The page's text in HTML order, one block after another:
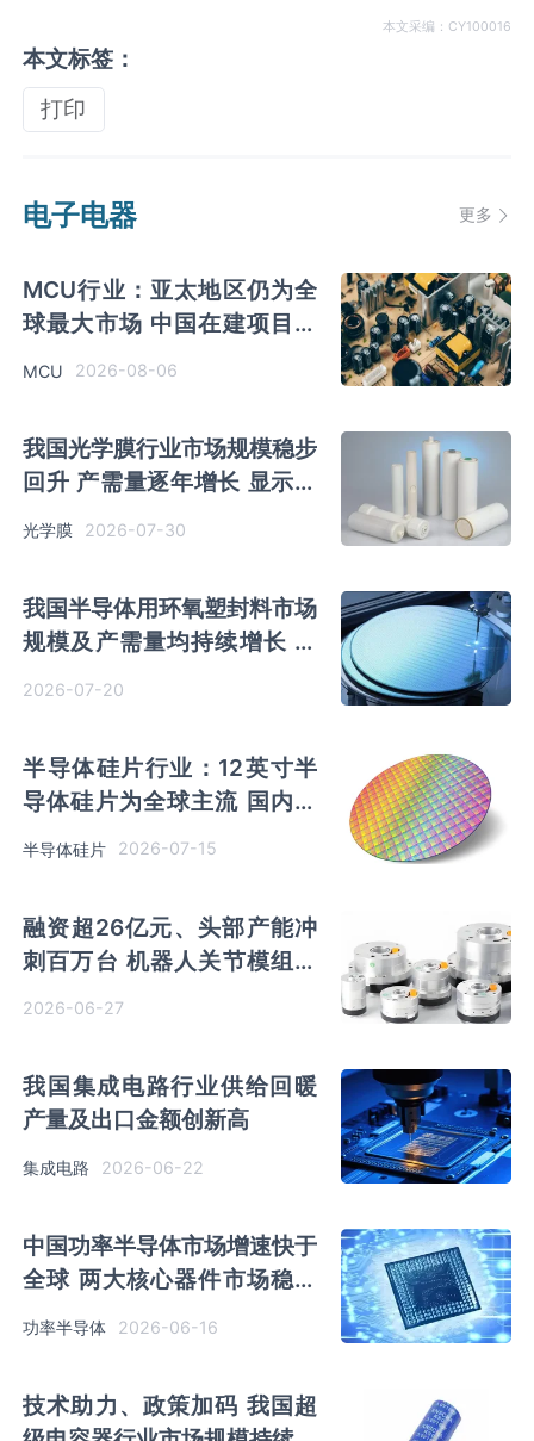
本文采编：CY100016
本文标签：
打印
电子电器 更多
MCU行业：亚太地区仍为全
球最大市场 中国在建项目加
MCU 2026-08-06
我国光学膜行业市场规模稳步
回升 产需量逐年增长 显示领
域应用需求占比超50%
光学膜 2026-07-30
我国半导体用环氧塑封料市场
规模及产需量均持续增长 集
2026-07-20
半导体硅片行业：12英寸半
导体硅片为全球主流 国内市
场需求量持续稳增长
半导体硅片 2026-07-15
融资超26亿元、头部产能冲
刺百万台 机器人关节模组行
2026-06-27
我国集成电路行业供给回暖
产量及出口金额创新高
集成电路 2026-06-22
中国功率半导体市场增速快于
全球 两大核心器件市场稳步
增长但增速下滑
功率半导体 2026-06-16
技术助力、政策加码 我国超